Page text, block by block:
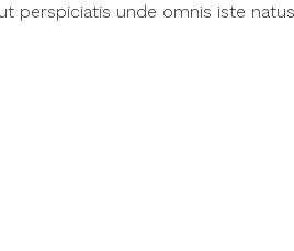
perspiciatis unde omnis iste